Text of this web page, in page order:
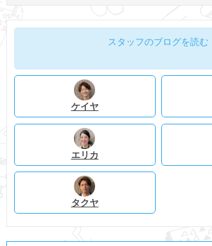
スタッフのブログを読む
ケイヤ
エリカ
タクヤ